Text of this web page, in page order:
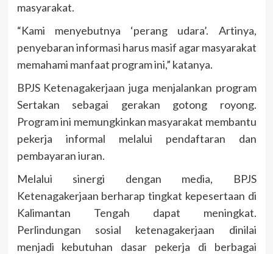
masyarakat.
“Kami menyebutnya ‘perang udara’. Artinya,
penyebaran informasi harus masif agar masyarakat
memahami manfaat program ini,” katanya.
BPJS Ketenagakerjaan juga menjalankan program
Sertakan sebagai gerakan gotong royong.
Program ini memungkinkan masyarakat membantu
pekerja informal melalui pendaftaran dan
pembayaran iuran.
Melalui sinergi dengan media, BPJS
Ketenagakerjaan berharap tingkat kepesertaan di
Kalimantan Tengah dapat meningkat.
Perlindungan sosial ketenagakerjaan dinilai
menjadi kebutuhan dasar pekerja di berbagai